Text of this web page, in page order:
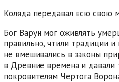
Коляда передавал всю свою
Бог Варун мог оживлять
правильно, чтили традиции
не вмешивались в законы
в Древние времена и давали
покровителям Чертога